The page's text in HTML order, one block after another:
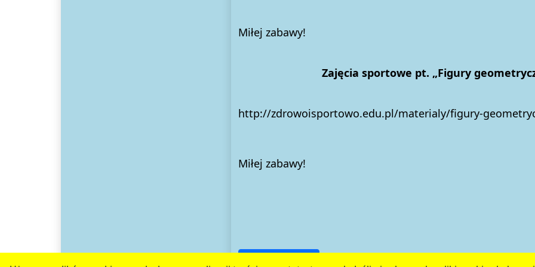
Miłej zabawy!
Zajęcia sportowe pt. „Figury
http://zdrowoisportowo.edu.pl/materialy/figury-
Miłej zabawy!